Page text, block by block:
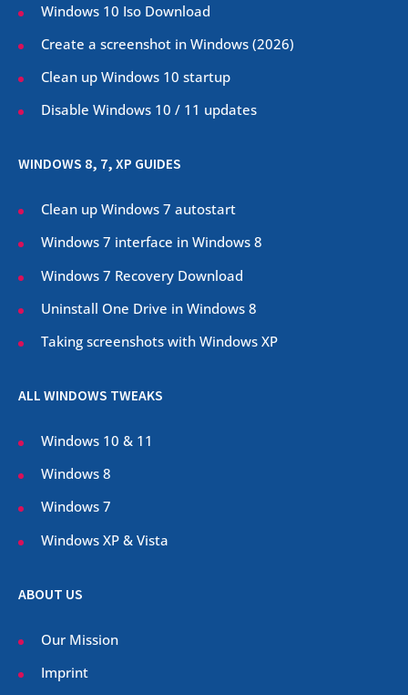
Windows 10 Iso Download
Create a screenshot in Windows (2026)
Clean up Windows 10 startup
Disable Windows 10 / 11 updates
WINDOWS 8, 7, XP GUIDES
Clean up Windows 7 autostart
Windows 7 interface in Windows 8
Windows 7 Recovery Download
Uninstall One Drive in Windows 8
Taking screenshots with Windows XP
ALL WINDOWS TWEAKS
Windows 10 & 11
Windows 8
Windows 7
Windows XP & Vista
ABOUT US
Our Mission
Imprint